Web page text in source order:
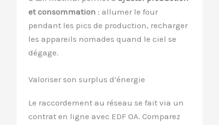
et consommation : allumer le four
pendant les pics de production, recharger
les appareils nomades quand le ciel se
dégage.
Valoriser son surplus d’énergie
Le raccordement au réseau se fait via un
contrat en ligne avec EDF OA. Comparez